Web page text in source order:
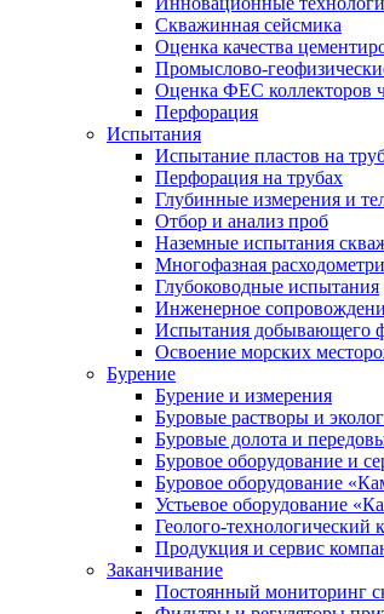
Скважинная сейсмика
Оценка качества
Промыслово-
Оценка ФЕС коллекторов
Перфорация
Испытания
Испытание пластов на
Перфорация на трубах
Глубинные измерения и
Отбор и анализ проб
Наземные испытания
Многофазная
Глубоководные испытания
Инженерное
Испытания добывающего
Освоение морских
Бурение
Бурение и измерения
Буровые растворы и
Буровые долота и
Буровое оборудование и
Буровое оборудование
Устьевое оборудование
Геолого-технологический
Продукция и сервис
Заканчивание
Постоянный мониторинг